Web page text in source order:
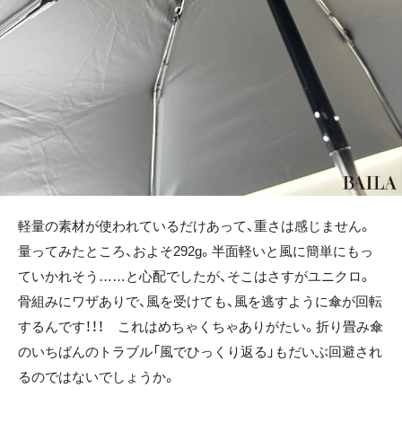
軽量の素材が使われているだけあって、重さは感じません。
量ってみたところ、およそ292g。半面軽いと風に簡単にもっ
ていかれそう……と心配でしたが、そこはさすがユニクロ。
骨組みにワザありで、風を受けても、風を逃すように傘が回転
するんです！！！ これはめちゃくちゃありがたい。折り畳み傘
のいちばんのトラブル「風でひっくり返る」もだいぶ回避され
るのではないでしょうか。